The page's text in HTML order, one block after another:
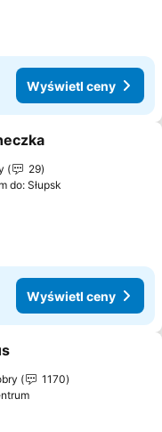
Wyświetl ceny
ulubionych
29
do: Słupsk
Wyświetl ceny
ulubionych
1170